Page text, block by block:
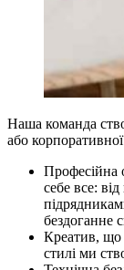
Наша команда
або
Професійна
себе все:
бездоганне
Креатив, що
стилі ми